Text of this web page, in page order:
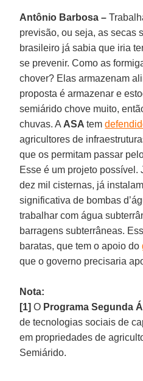
Antônio Barbosa –
previsão, ou seja, as secas
brasileiro já sabia que iria
se prevenir. Como as
chover? Elas armazenam
proposta é armazenar e
semiárido chove muito,
chuvas. A ASAtem
agricultores de
que os permitam passar
Esse é um projeto possível.
dez mil cisternas, já
significativa de bombas
trabalhar com água
barragens subterrâneas.
baratas, que tem o apoio do
que o governo precisaria
Nota:
[1] O Programa Segunda
de tecnologias sociais de
em propriedades de
Semiárido.